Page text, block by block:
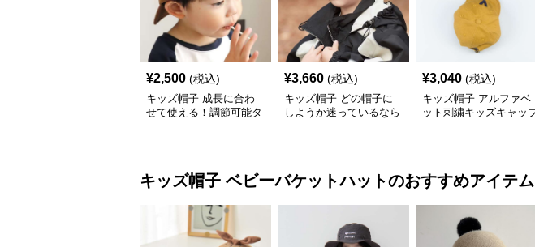
¥2,500 (税込)
キッズ帽子 成長に合わ
せて使える！調節可能タ
¥3,660 (税込)
キッズ帽子 どの帽子に
しようか迷っているなら
¥3,040 (税込)
キッズ帽子 アルファベ
ット刺繍キッズキャッ
キッズ帽子 ベビーバケットハットのおすすめアイテム